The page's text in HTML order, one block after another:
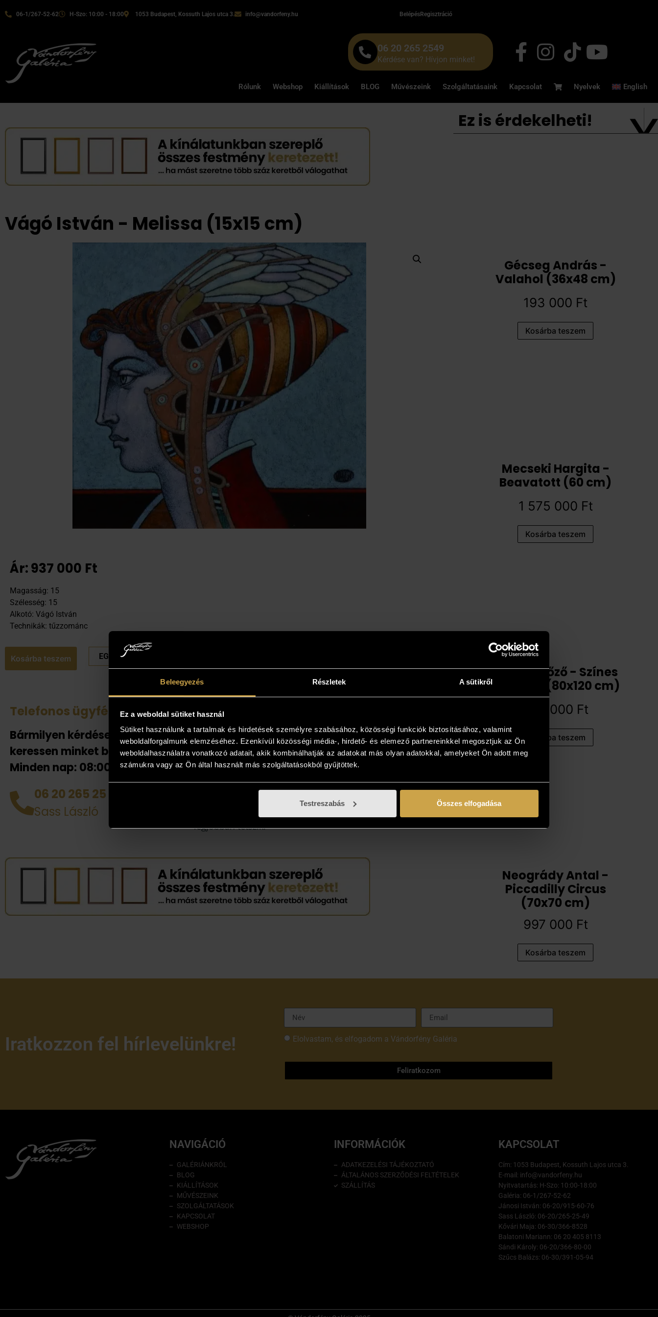
Beleegyezés Részletek A sütikről
Ez a weboldal sütiket használ
Sütiket használunk a tartalmak és hirdetések személyre szabásához, közösségi funkciók biztosításához, valamint
weboldalforgalmunk elemzéséhez. Ezenkívül közösségi média-, hirdető- és elemező partnereinkkel megosztjuk az Ön
weboldalhasználatra vonatkozó adatait, akik kombinálhatják az adatokat más olyan adatokkal, amelyeket Ön adott meg
számukra vagy az Ön által használt más szolgáltatásokból gyűjtöttek.
Testreszabás Összes elfogadása
06-1/267-52-62 H-Szo: 10:00 - 18:00 1053 Budapest, Kossuth Lajos utca 3. info@vandorfeny.hu BelépésRegisztráció
06 20 265 2549
Kérdése van? Hívjon minket!
Rólunk Webshop Kiállítások BLOG Művészeink Szolgáltatásaink Kapcsolat Nyelvek English
Vágó István - Melissa (15x15 cm)
Ár:937 000 Ft
Magasság: 15
Szélesség: 15
Alkotó: Vágó István
Technikák: tűzzománc
Kosárba teszem EGYEDI ÁRAT KÉREK
Telefonos ügyfélszolgálat
Bármilyen kérdése van
keressen minket bizalommal!
Minden nap: 08:00-20:00-ig!
06 20 265 25 49
Sass László
Tekintse meg az otthonában!
Amennyiben a műalkotás elnyerte tetszését
jelentkezzen, és kollégáink bővebb felvilágosítást
adnak! Lehetősége van az otthonában, a végleges
házhoz viszik és bemutatják azt! Több is tetszik? Nem
tud dönteni? Gyűjtse össze az Önnek tetsző
legjobban tetszik!
Ez is érdekelheti!
Gécseg András -
Valahol (36x48 cm)
193 000 Ft
Kosárba teszem
Mecseki Hargita -
Beavatott (60 cm)
1 575 000 Ft
Kosárba teszem
Bihon Győző - Színes
távlatok (80x120 cm)
794 000 Ft
Kosárba teszem
Neogrády Antal -
Piccadilly Circus
(70x70 cm)
997 000 Ft
Kosárba teszem
Iratkozzon fel hírlevelünkre! Elolvastam, és elfogadom a Vándorfény Galéria
Feliratkozom
NAVIGÁCIÓ
GALÉRIÁNKRÓL
BLOG
KIÁLLÍTÁSOK
MŰVÉSZEINK
SZOLGÁLTATÁSOK
KAPCSOLAT
WEBSHOP
INFORMÁCIÓK
ADATKEZELÉSI TÁJÉKOZTATÓ
ÁLTALÁNOS SZERZŐDÉSI FELTÉTELEK
SZÁLLÍTÁS
KAPCSOLAT
Cím: 1053 Budapest, Kossuth Lajos utca 3.
E-mail: info@vandorfeny.hu
Nyitvatartás: H-Szo: 10:00-18:00
Galéria: 06-1/267-52-62
Jánosi István: 06-20/915-60-76
Sass László: 06-20/265-25-49
Kővári Maja: 06-30/366-8528
Balatoni Mariann: 06 20 405 8113
Sándi Károly: 06-20/366-80-00
Szűcs Balázs: 06-30/391-05-94